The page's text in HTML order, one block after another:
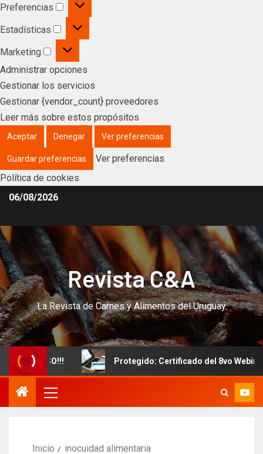
Preferencias
Estadísticas
Marketing
Administrar opciones
Gestionar los servicios
Gestionar {vendor_count} proveedores
Leer más sobre estos propósitos
Aceptar Denegar Ver preferencias
Guardar preferencias
Ver preferencias
Política de cookies
06/08/2026
Revista C&A
La Revista de Carnes y Alimentos del Uruguay
CURSO!!! Protegido: Certificado del 8vo Webinar
Inicio inocuidad alimentaria